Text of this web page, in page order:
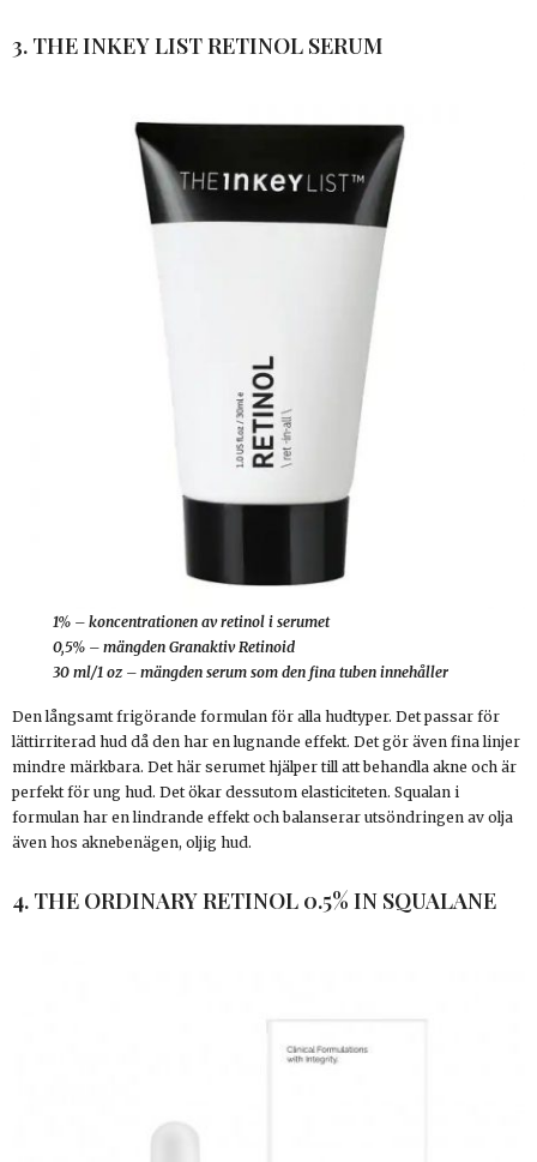
3. THE INKEY LIST RETINOL SERUM
1% – koncentrationen av retinol i serumet
0,5% – mängden Granaktiv Retinoid
30 ml/1 oz – mängden serum som den fina tuben innehåller
Den långsamt frigörande formulan för alla hudtyper. Det passar för
lättirriterad hud då den har en lugnande effekt. Det gör även fina linjer
mindre märkbara. Det här serumet hjälper till att behandla akne och är
perfekt för ung hud. Det ökar dessutom elasticiteten. Squalan i
formulan har en lindrande effekt och balanserar utsöndringen av olja
även hos aknebenägen, oljig hud.
4. THE ORDINARY RETINOL 0.5% IN SQUALANE